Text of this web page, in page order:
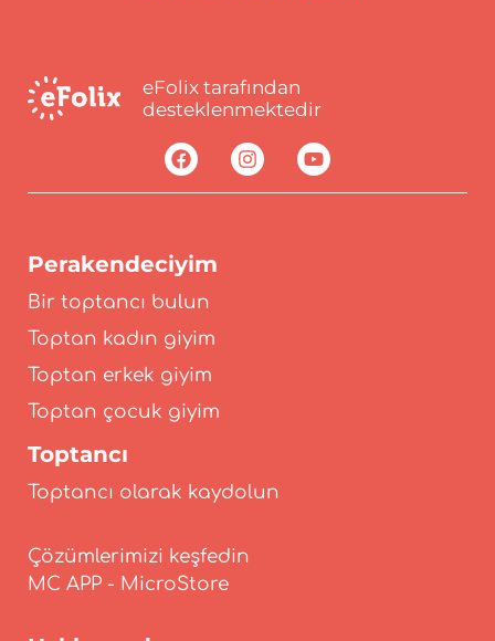
eFolix tarafından
desteklenmektedir
Perakendeciyim
Bir toptancı bulun
Toptan kadın giyim
Toptan erkek giyim
Toptan çocuk giyim
Toptancı
Toptancı olarak kaydolun
Çözümlerimizi keşfedin